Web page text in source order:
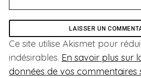
Ce site utilise Akismet pour
indésirables. En savoir plus sur
données de vos commentaires